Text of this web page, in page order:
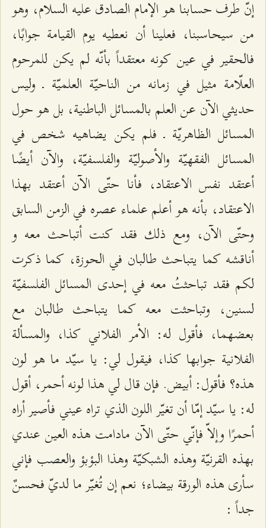
إنّ طرف حسابنا هو الإمام الصادق عليه السلام، وهو
من سيحاسبنا، فعلينا أن نعطيه يوم القيامة جوابًا،
فالحقير في عين كونه معتقداً بأنّه لم يكن للمرحوم
العلّامة مثيل في زمانه من الناحيّة العلميّة ـ وليس
حديثي الآن عن العلم بالمسائل الباطنية، بل هو حول
المسائل الظاهريّة ـ فلم يكن يضاهيه شخص في
المسائل الفقهيّة والأصوليّة والفلسفيّة، والآن أيضًا
أعتقد نفس الاعتقاد، فأنا حتّى الآن أعتقد بهذا
الاعتقاد، بأنه هو أعلم علماء عصره في الزمن السابق
وحتّى الآن، ومع ذلك فقد كنت أتباحث معه و
أناقشه كما يتباحث طالبان في الحوزة، كما ذكرت
لكم فقد تباحثتُ معه في إحدى المسائل الفلسفيّة
لسنين، وتباحثت معه كما يتباحث طالبان مع
بعضهما، فأقول له: الأمر الفلاني كذا، والمسألة
الفلانية جوابها كذا، فيقول لي: يا سيّد ما هو لون
هذه؟ فأقول: أبيض. فإن قال لي هذا لونه أحمر، أقول
له: يا سيّد إمّا أن تغيّر اللون الذي تراه عيني فأصير أراه
أحمرًا وإلاّ فإنّي حتّى الآن مادامت هذه العين عندي
بهذه القرنيّة وهذه الشبكيّة وهذا البؤبؤ والعصب فإني
سأرى هذه الورقة بيضاء؛ نعم إن تُغيّر ما لديّ فحسنٌ
جداً :